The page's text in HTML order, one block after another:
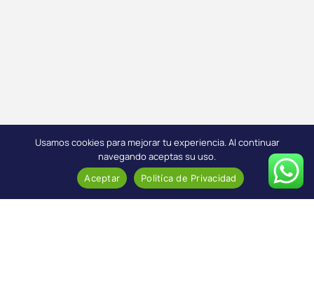
Usamos cookies para mejorar tu experiencia. Al continuar
navegando aceptas su uso.
Aceptar Politíca de Privacidad